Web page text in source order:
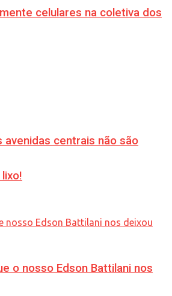
celulares na coletiva dos
avenidas centrais não são
o nosso Edson Battilani nos